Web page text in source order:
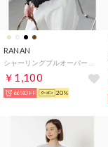
RANAN
￥1,100
66%OFF 20%